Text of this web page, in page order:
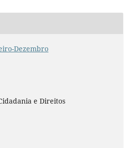
Dezembro
e Direitos